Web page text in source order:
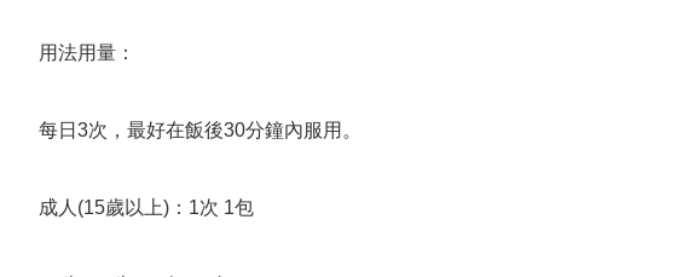
用法用量：
每日3次，最好在飯後30分鐘內服用。
成人(15歲以上)：1次 1包